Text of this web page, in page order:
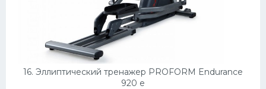
16. Эллиптический тренажер PROFORM Endurance
920 e